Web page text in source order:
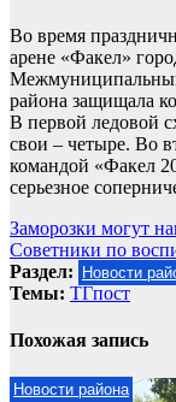
Во время
арене «Факел»
района защищала
В первой ледовой
свои – четыре. Во
командой «Факел
серьезное
Навигация
по
записям
Заморозки могут
Советники по
Раздел:
Новости
Темы: ТГпост
Похожая запись
Новости района